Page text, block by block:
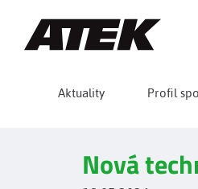
Aktuality Profil
Nová